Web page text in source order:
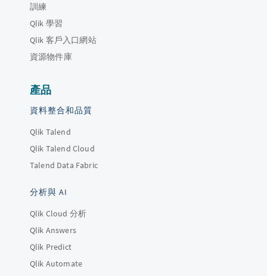
訓練
Qlik 學習
Qlik 客戶入口網站
資源物件庫
產品
資料整合和品質
Qlik Talend
Qlik Talend Cloud
Talend Data Fabric
分析與 AI
Qlik Cloud 分析
Qlik Answers
Qlik Predict
Qlik Automate